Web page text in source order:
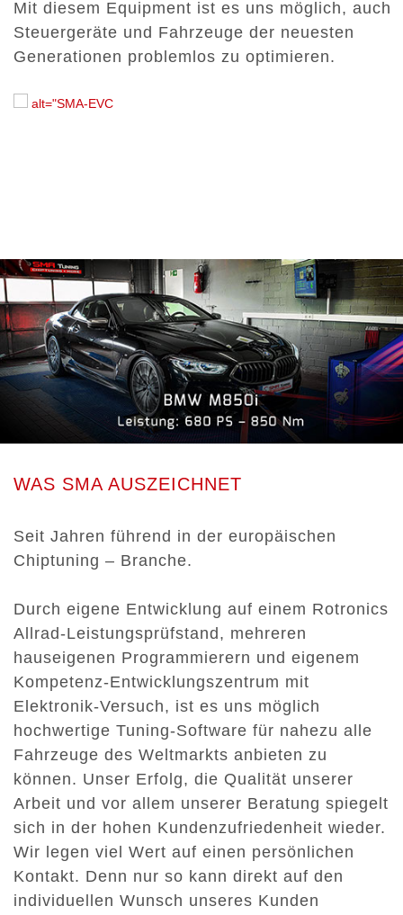
Mit diesem Equipment ist es uns möglich, auch
Steuergeräte und Fahrzeuge der neuesten
Generationen problemlos zu optimieren.
alt="SMA-EVC
WAS SMA AUSZEICHNET
Seit Jahren führend in der europäischen
Chiptuning – Branche.
Durch eigene Entwicklung auf einem Rotronics
Allrad-Leistungsprüfstand, mehreren
hauseigenen Programmierern und eigenem
Kompetenz-Entwicklungszentrum mit
Elektronik-Versuch, ist es uns möglich
hochwertige Tuning-Software für nahezu alle
Fahrzeuge des Weltmarkts anbieten zu
können. Unser Erfolg, die Qualität unserer
Arbeit und vor allem unserer Beratung spiegelt
sich in der hohen Kundenzufriedenheit wieder.
Wir legen viel Wert auf einen persönlichen
Kontakt. Denn nur so kann direkt auf den
individuellen Wunsch unseres Kunden